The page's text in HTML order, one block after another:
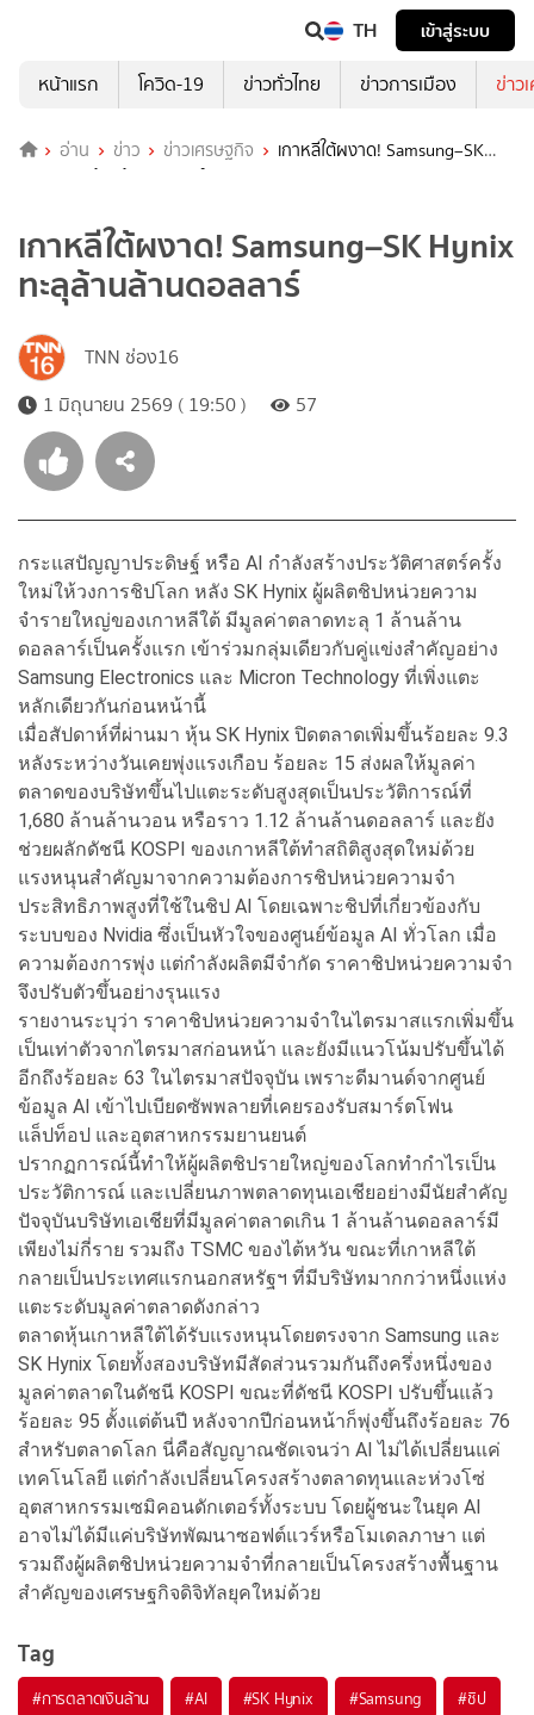
TH
เข้าสู่ระบบ
หน้าแรก
โควิด-19 ข่าวทั่วไทย ข่าวการเมือง ข่าว
อ่าน ข่าว ข่าวเศรษฐกิจ
เกาหลีใต้ผงาด! Samsung–SK
Hynix ทะลุล้านล้านดอลลาร์
เกาหลีใต้ผงาด! Samsung–SK Hynix
ทะลุล้านล้านดอลลาร์
TNN ช่อง16
1 มิถุนายน 2569 ( 19:50 )
57
กระแสปัญญาประดิษฐ์ หรือ AI กำลังสร้างประวัติศาสตร์ครั้ง
ใหม่ให้วงการชิปโลก หลัง SK Hynix ผู้ผลิตชิปหน่วยความ
จำรายใหญ่ของเกาหลีใต้ มีมูลค่าตลาดทะลุ 1 ล้านล้าน
ดอลลาร์เป็นครั้งแรก เข้าร่วมกลุ่มเดียวกับคู่แข่งสำคัญอย่าง
Samsung Electronics และ Micron Technology ที่เพิ่งแตะ
หลักเดียวกันก่อนหน้านี้
เมื่อสัปดาห์ที่ผ่านมา หุ้น SK Hynix ปิดตลาดเพิ่มขึ้นร้อยละ 9.3
หลังระหว่างวันเคยพุ่งแรงเกือบ ร้อยละ 15 ส่งผลให้มูลค่า
ตลาดของบริษัทขึ้นไปแตะระดับสูงสุดเป็นประวัติการณ์ที่
1,680 ล้านล้านวอน หรือราว 1.12 ล้านล้านดอลลาร์ และยัง
ช่วยผลักดัชนี KOSPI ของเกาหลีใต้ทำสถิติสูงสุดใหม่ด้วย
แรงหนุนสำคัญมาจากความต้องการชิปหน่วยความจำ
ประสิทธิภาพสูงที่ใช้ในชิป AI โดยเฉพาะชิปที่เกี่ยวข้องกับ
ระบบของ Nvidia ซึ่งเป็นหัวใจของศูนย์ข้อมูล AI ทั่วโลก เมื่อ
ความต้องการพุ่ง แต่กำลังผลิตมีจำกัด ราคาชิปหน่วยความจำ
จึงปรับตัวขึ้นอย่างรุนแรง
รายงานระบุว่า ราคาชิปหน่วยความจำในไตรมาสแรกเพิ่มขึ้น
เป็นเท่าตัวจากไตรมาสก่อนหน้า และยังมีแนวโน้มปรับขึ้นได้
อีกถึงร้อยละ 63 ในไตรมาสปัจจุบัน เพราะดีมานด์จากศูนย์
ข้อมูล AI เข้าไปเบียดซัพพลายที่เคยรองรับสมาร์ตโฟน
แล็ปท็อป และอุตสาหกรรมยานยนต์
ปรากฏการณ์นี้ทำให้ผู้ผลิตชิปรายใหญ่ของโลกทำกำไรเป็น
ประวัติการณ์ และเปลี่ยนภาพตลาดทุนเอเชียอย่างมีนัยสำคัญ
ปัจจุบันบริษัทเอเชียที่มีมูลค่าตลาดเกิน 1 ล้านล้านดอลลาร์มี
เพียงไม่กี่ราย รวมถึง TSMC ของไต้หวัน ขณะที่เกาหลีใต้
กลายเป็นประเทศแรกนอกสหรัฐฯ ที่มีบริษัทมากกว่าหนึ่งแห่ง
แตะระดับมูลค่าตลาดดังกล่าว
ตลาดหุ้นเกาหลีใต้ได้รับแรงหนุนโดยตรงจาก Samsung และ
SK Hynix โดยทั้งสองบริษัทมีสัดส่วนรวมกันถึงครึ่งหนึ่งของ
มูลค่าตลาดในดัชนี KOSPI ขณะที่ดัชนี KOSPI ปรับขึ้นแล้ว
ร้อยละ 95 ตั้งแต่ต้นปี หลังจากปีก่อนหน้าก็พุ่งขึ้นถึงร้อยละ 76
สำหรับตลาดโลก นี่คือสัญญาณชัดเจนว่า AI ไม่ได้เปลี่ยนแค่
เทคโนโลยี แต่กำลังเปลี่ยนโครงสร้างตลาดทุนและห่วงโซ่
อุตสาหกรรมเซมิคอนดักเตอร์ทั้งระบบ โดยผู้ชนะในยุค AI
อาจไม่ได้มีแค่บริษัทพัฒนาซอฟต์แวร์หรือโมเดลภาษา แต่
รวมถึงผู้ผลิตชิปหน่วยความจำที่กลายเป็นโครงสร้างพื้นฐาน
สำคัญของเศรษฐกิจดิจิทัลยุคใหม่ด้วย
Tag
#การตลาดเงินล้าน #AI #SK Hynix #Samsung #ชิป